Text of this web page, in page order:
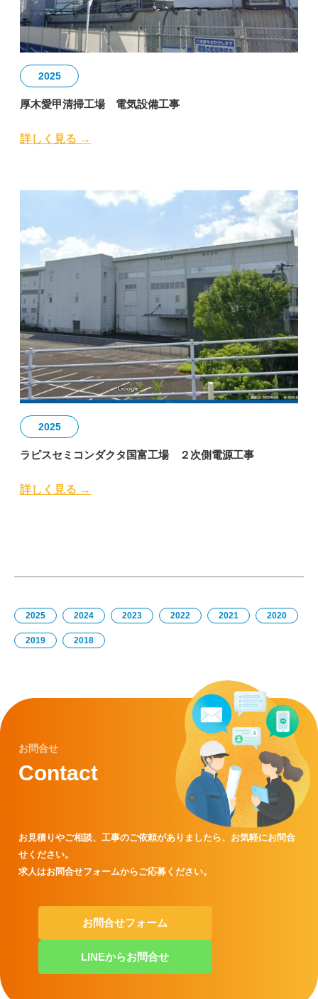
2025
厚木愛甲清掃工場 電気設備工事
詳しく見る →
2025
ラピスセミコンダクタ国富工場 ２次側電源工事
詳しく見る →
2025 2024 2023 2022 2021 2020
2019 2018
お問合せ
Contact
お見積りやご相談、工事のご依頼がありましたら、 お気軽にお問合
せください。
求人はお問合せフォームからご応募ください。
お問合せフォーム
LINEからお問合せ